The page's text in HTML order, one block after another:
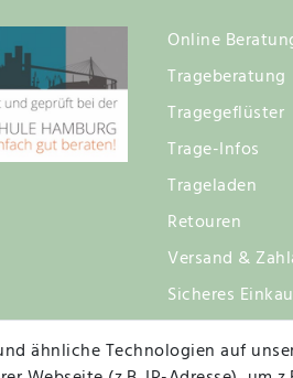
Online
Trageberatung
Tragegeflüster
Trage-Infos
Trageladen
Retouren
Versand &
Sicheres
ähnliche Technologien auf